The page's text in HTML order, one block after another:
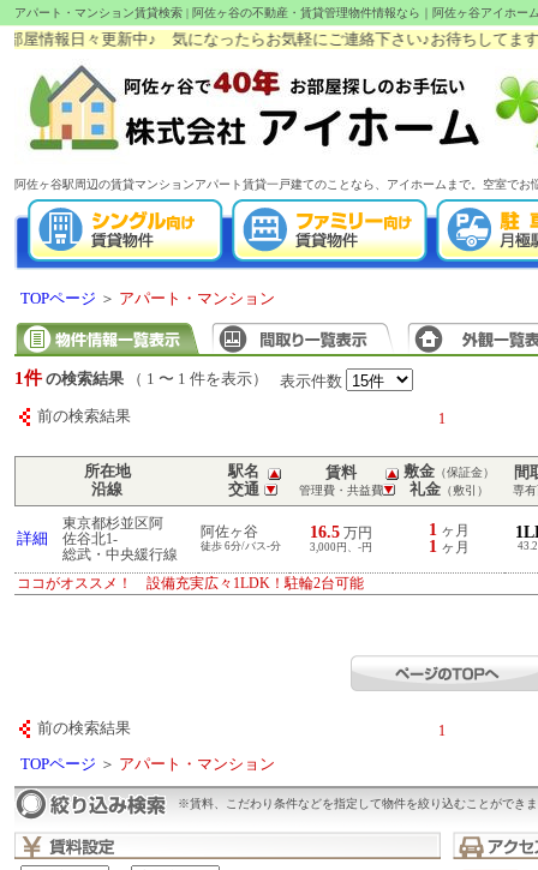
アパート・マンション賃貸検索 | 阿佐ヶ谷の不動産・賃貸管理物件情報なら｜阿佐ヶ谷アイホー
情報日々更新中♪ 気になったらお気軽にご連絡下さい♪お待ちしてます
阿佐ヶ谷駅周辺の賃貸マンションアパート賃貸一戸建てのことなら、アイホームまで。空室で
TOPページ ＞ アパート・マンション
1件 の検索結果 （ 1 〜 1 件を表示） 表示件数
前の検索結果 1
所在地
沿線
駅名
交通
賃料
管理費・共益費
敷金（保証金）
礼金（敷引）
間
専
詳細
東京都杉並区阿
佐谷北1-
総武・中央緩行線
阿佐ヶ谷
徒歩 6分/バス-分
16.5 万円
3,000円、-円
1 ヶ月
1 ヶ月
ココがオススメ！ 設備充実広々1LDK！駐輪2台可能
前の検索結果 1
TOPページ ＞ アパート・マンション
※賃料、こだわり条件などを指定して物件を絞り込むことができ